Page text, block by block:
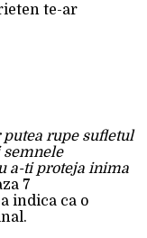
te-ar
rupe sufletul
semnele
a-ti proteja inima
7
indica ca o